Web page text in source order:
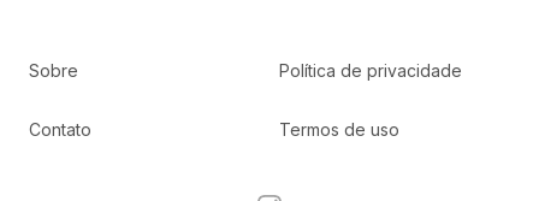
Sobre
Contato
Política de privacidade
Termos de uso